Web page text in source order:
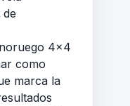
4×4
como
marca la